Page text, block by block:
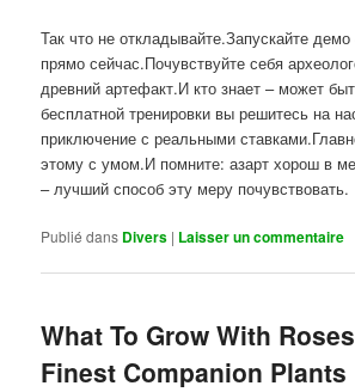
Так что не откладывайте.Запускайте
прямо сейчас.Почувствуйте себя
древний артефакт.И кто знает – может
бесплатной тренировки вы решитесь на
приключение с реальными
этому с умом.И помните: азарт хорош в
– лучший способ эту меру почувствовать.
Publié dans Divers | Laisser un commentaire
What To Grow With
Finest Companion Plants